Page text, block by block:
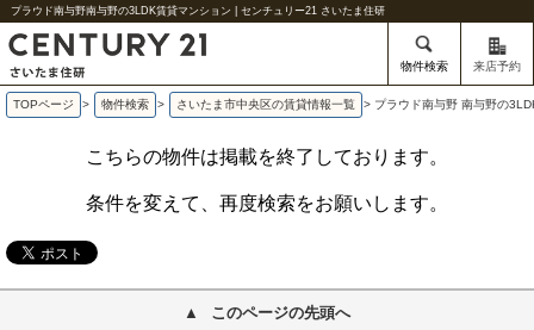
プラウド南与野南与野の3LDK賃貸マンション | センチュリー21 さいたま住研
物件検索 来店予約
TOPページ > 物件検索 > さいたま市中央区の賃貸情報一覧 > プラウド南与野 南与野の
こちらの物件は掲載を終了しております。
条件を変えて、再度検索をお願いします。
このページの先頭へ